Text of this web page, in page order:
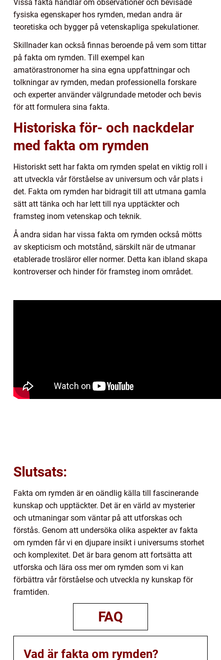
Vissa fakta handlar om observationer och bevisade
fysiska egenskaper hos rymden, medan andra är
teoretiska och bygger på vetenskapliga spekulationer.
Skillnader kan också finnas beroende på vem som tittar
på fakta om rymden. Till exempel kan
amatörastronomer ha sina egna uppfattningar och
tolkningar av rymden, medan professionella forskare
och experter använder välgrundade metoder och bevis
för att formulera sina fakta.
Historiska för- och nackdelar
med fakta om rymden
Historiskt sett har fakta om rymden spelat en viktig roll i
att utveckla vår förståelse av universum och vår plats i
det. Fakta om rymden har bidragit till att utmana gamla
sätt att tänka och har lett till nya upptäckter och
framsteg inom vetenskap och teknik.
Å andra sidan har vissa fakta om rymden också mötts
av skepticism och motstånd, särskilt när de utmanar
etablerade trosläror eller normer. Detta kan ibland skapa
kontroverser och hinder för framsteg inom området.
Slutsats:
Fakta om rymden är en oändlig källa till fascinerande
kunskap och upptäckter. Det är en värld av mysterier
och utmaningar som väntar på att utforskas och
förstås. Genom att undersöka olika aspekter av fakta
om rymden får vi en djupare insikt i universums storhet
och komplexitet. Det är bara genom att fortsätta att
utforska och lära oss mer om rymden som vi kan
förbättra vår förståelse och utveckla ny kunskap för
framtiden.
FAQ
Vad är fakta om rymden?